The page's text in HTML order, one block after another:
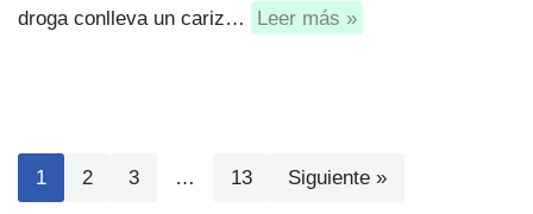
droga conlleva un cariz…
Leer más »
1 2 3 … 13 Siguiente »